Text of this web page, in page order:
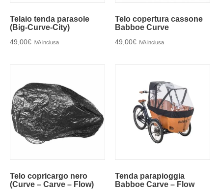
Telaio tenda parasole
(Big-Curve-City)
49,00€ IVA inclusa
Telo copertura cassone
Babboe Curve
49,00€ IVA inclusa
Telo copricargo nero
(Curve – Carve – Flow)
Tenda parapioggia
Babboe Carve – Flow